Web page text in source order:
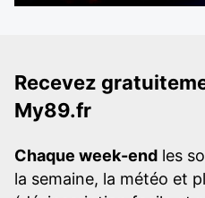
Recevez
My89.fr
Chaque week-end les
la semaine, la météo et